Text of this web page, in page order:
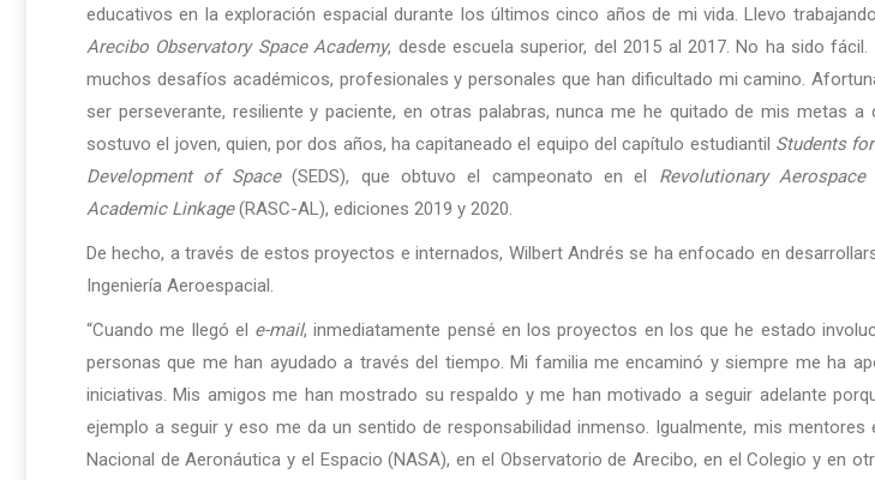
educativos en la exploración espacial durante los últimos cinco años de mi vida. Llevo
Arecibo Observatory Space Academy, desde escuela superior, del 2015 al 2017. No ha sido
muchos desafíos académicos, profesionales y personales que han dificultado mi camino.
ser perseverante, resiliente y paciente, en otras palabras, nunca me he quitado de mis metas a
sostuvo el joven, quien, por dos años, ha capitaneado el equipo del capítulo estudiantil Students
Development of Space(SEDS), que obtuvo el campeonato en el Revolutionary
Academic Linkage(RASC-AL), ediciones 2019 y 2020.
De hecho, a través de estos proyectos e internados, Wilbert Andrés se ha enfocado en
Ingeniería Aeroespacial.
“Cuando me llegó el e-mail, inmediatamente pensé en los proyectos en los que he estado
personas que me han ayudado a través del tiempo. Mi familia me encaminó y siempre me ha
iniciativas. Mis amigos me han mostrado su respaldo y me han motivado a seguir adelante
ejemplo a seguir y eso me da un sentido de responsabilidad inmenso. Igualmente, mis mentores
Nacional de Aeronáutica y el Espacio (NASA), en el Observatorio de Arecibo, en el Colegio y en